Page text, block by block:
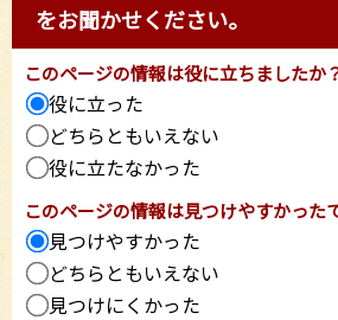
をお聞かせください。
このページの情報は役に立ちましたか
役に立った
どちらともいえない
役に立たなかった
このページの情報は見つけやすかった
見つけやすかった
どちらともいえない
見つけにくかった